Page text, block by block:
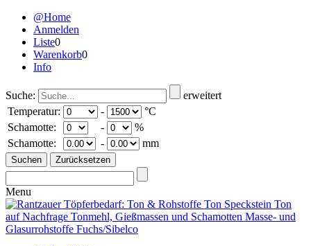
@Home
Anmelden
Liste0
Warenkorb0
Info
Suche:
erweitert
Temperatur:
-
°C
Schamotte:
-
%
Schamotte:
- mm
Menu